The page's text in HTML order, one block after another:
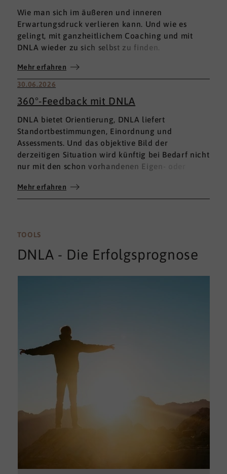
Wie man sich im äußeren und inneren
Erwartungsdruck verlieren kann. Und wie es
gelingt, mit ganzheitlichem Coaching und mit
DNLA wieder zu sich selbst zu finden.
Mehr erfahren
30.06.2026
360°-Feedback mit DNLA
DNLA bietet Orientierung, DNLA liefert
Standortbestimmungen, Einordnung und
Assessments. Und das objektive Bild der
derzeitigen Situation wird künftig bei Bedarf nicht
nur mit den schon vorhandenen Eigen- oder
umfassenden 360°-Feedback.
Mehr erfahren
TOOLS
DNLA - Die Erfolgsprognose